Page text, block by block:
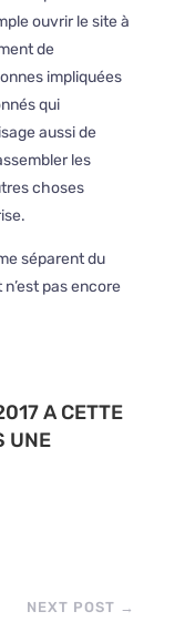
ouvrir le site à
de
impliquées
qui
aussi de
les
choses
séparent du
pas encore
A CETTE
UNE
NEXT POST →